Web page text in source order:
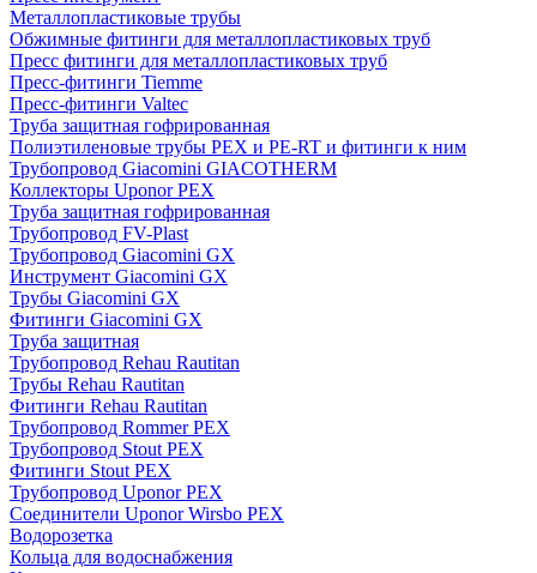
Металлопластиковые трубы
Обжимные фитинги для металлопластиковых труб
Пресс фитинги для металлопластиковых труб
Пресс-фитинги Tiemme
Пресс-фитинги Valtec
Труба защитная гофрированная
Полиэтиленовые трубы PEX и PE-RT и фитинги к ним
Трубопровод Giacomini GIACOTHERM
Коллекторы Uponor PEX
Труба защитная гофрированная
Трубопровод FV-Plast
Трубопровод Giacomini GX
Инструмент Giacomini GX
Трубы Giacomini GX
Фитинги Giacomini GX
Труба защитная
Трубопровод Rehau Rautitan
Трубы Rehau Rautitan
Фитинги Rehau Rautitan
Трубопровод Rommer PEX
Трубопровод Stout PEX
Фитинги Stout PEX
Трубопровод Uponor PEX
Соединители Uponor Wirsbo PEX
Водорозетка
Кольца для водоснабжения